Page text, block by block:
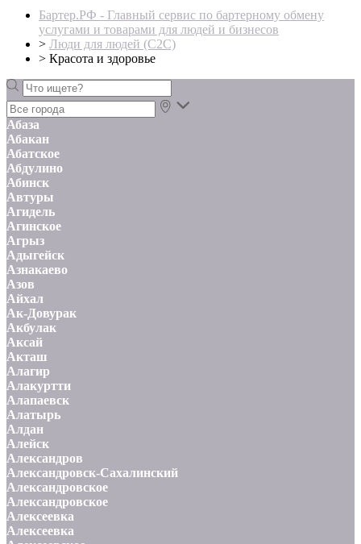
Бартер.РФ - Главный сервис по бартерному обмену
услугами и товарами для людей и бизнесов
> Люди для людей (С2С)
> Красота и здоровье
Абаза
Абакан
Абатское
Абдулино
Абинск
Автуры
Агидель
Агинское
Агрыз
Адыгейск
Азнакаево
Азов
Айхал
Ак-Довурак
Акбулак
Аксай
Акташ
Алагир
Алакуртти
Алапаевск
Алатырь
Алдан
Алейск
Александров
Александровск-Сахалинский
Александровское
Александровское
Алексеевка
Алексеевка